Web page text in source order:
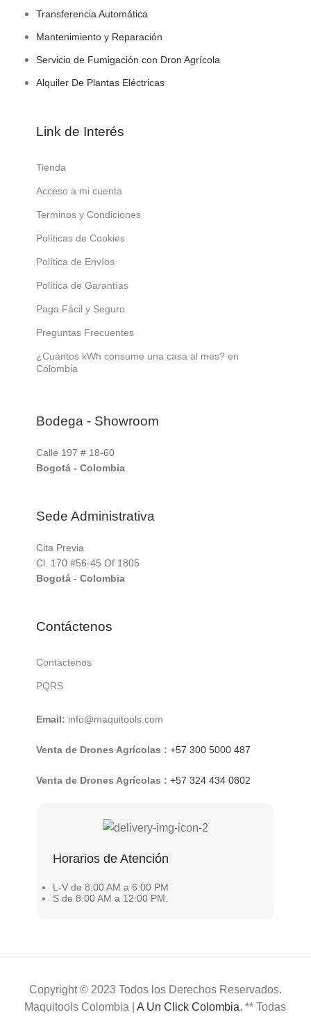
Transferencia Automática
Mantenimiento y Reparación
Servicio de Fumigación con Dron Agrícola
Alquiler De Plantas Eléctricas
Link de Interés
Tienda
Acceso a mi cuenta
Terminos y Condiciones
Políticas de Cookies
Política de Envíos
Política de Garantías
Paga Fácil y Seguro
Preguntas Frecuentes
¿Cuántos kWh consume una casa al mes? en
Colombia
Bodega - Showroom
Calle 197 # 18-60
Bogotá - Colombia
Sede Administrativa
Cita Previa
Cl. 170 #56-45 Of 1805
Bogotá - Colombia
Contáctenos
Contactenos
PQRS
Email: info@maquitools.com
Venta de Drones Agrícolas : +57 300 5000 487
Venta de Drones Agrícolas : +57 324 434 0802
Horarios de Atención
L-V de 8:00 AM a 6:00 PM
S de 8:00 AM a 12:00 PM.
Copyright © 2023 Todos los Derechos Reservados.
Maquitools Colombia |A Un Click Colombia. ** Todas